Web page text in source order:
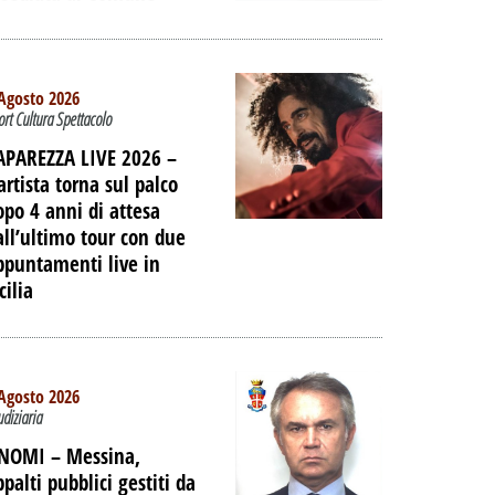
A
2026
Cultura Spettacolo
LIVE 2026 –
torna sul palco
4 anni di attesa
tour con due
live in
2026
– Messina,
pubblici gestiti da